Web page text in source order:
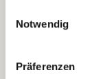
Wenn Sie auf
Sie der
Ihre
indem Sie die
Notwendig
Präferenzen
Betreiber der
Kantstraße 45a